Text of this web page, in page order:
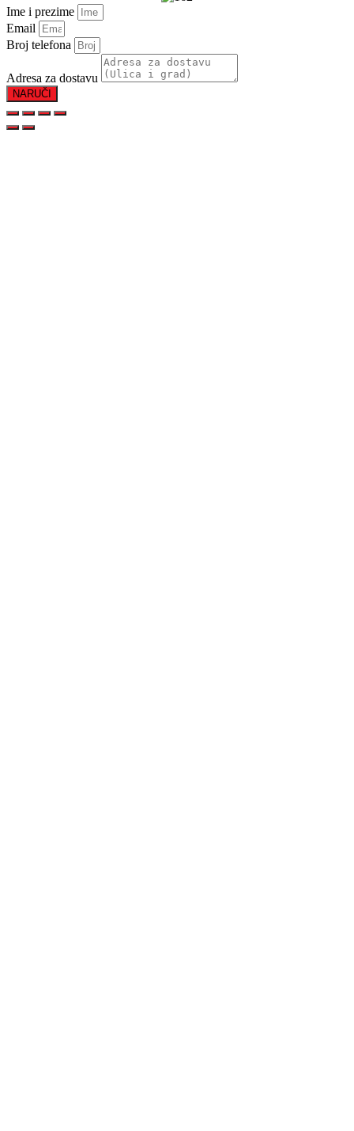
Ime i prezime
Email
Broj telefona
Adresa za dostavu
NARUČI